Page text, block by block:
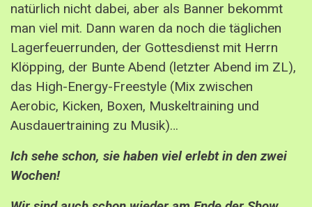
natürlich nicht dabei, aber als Banner bekommt
man viel mit. Dann waren da noch die täglichen
Lagerfeuerrunden, der Gottesdienst mit Herrn
Klöpping, der Bunte Abend (letzter Abend im ZL),
das High-Energy-Freestyle (Mix zwischen
Aerobic, Kicken, Boxen, Muskeltraining und
Ausdauertraining zu Musik)…
Ich sehe schon, sie haben viel erlebt in den zwei
Wochen!